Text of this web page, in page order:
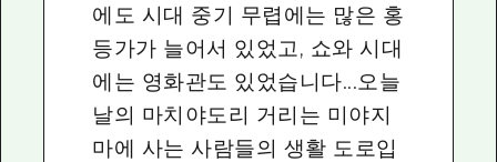
에도 시대 중기 무렵에는 많은 홍
등가가 늘어서 있었고, 쇼와 시대
에는 영화관도 있었습니다...오늘
날의 마치야도리 거리는 미야지
마에 사는 사람들의 생활 도로입